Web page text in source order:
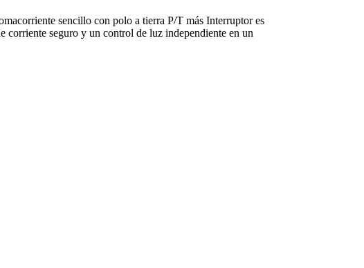
sencillo con polo a tierra P/T más Interruptor es
seguro y un control de luz independiente en un